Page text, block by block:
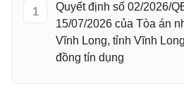
1
Quyết định số 02/2026/
15/07/2026 của Tòa án
Vĩnh Long, tỉnh Vĩnh
đồng tín dụng